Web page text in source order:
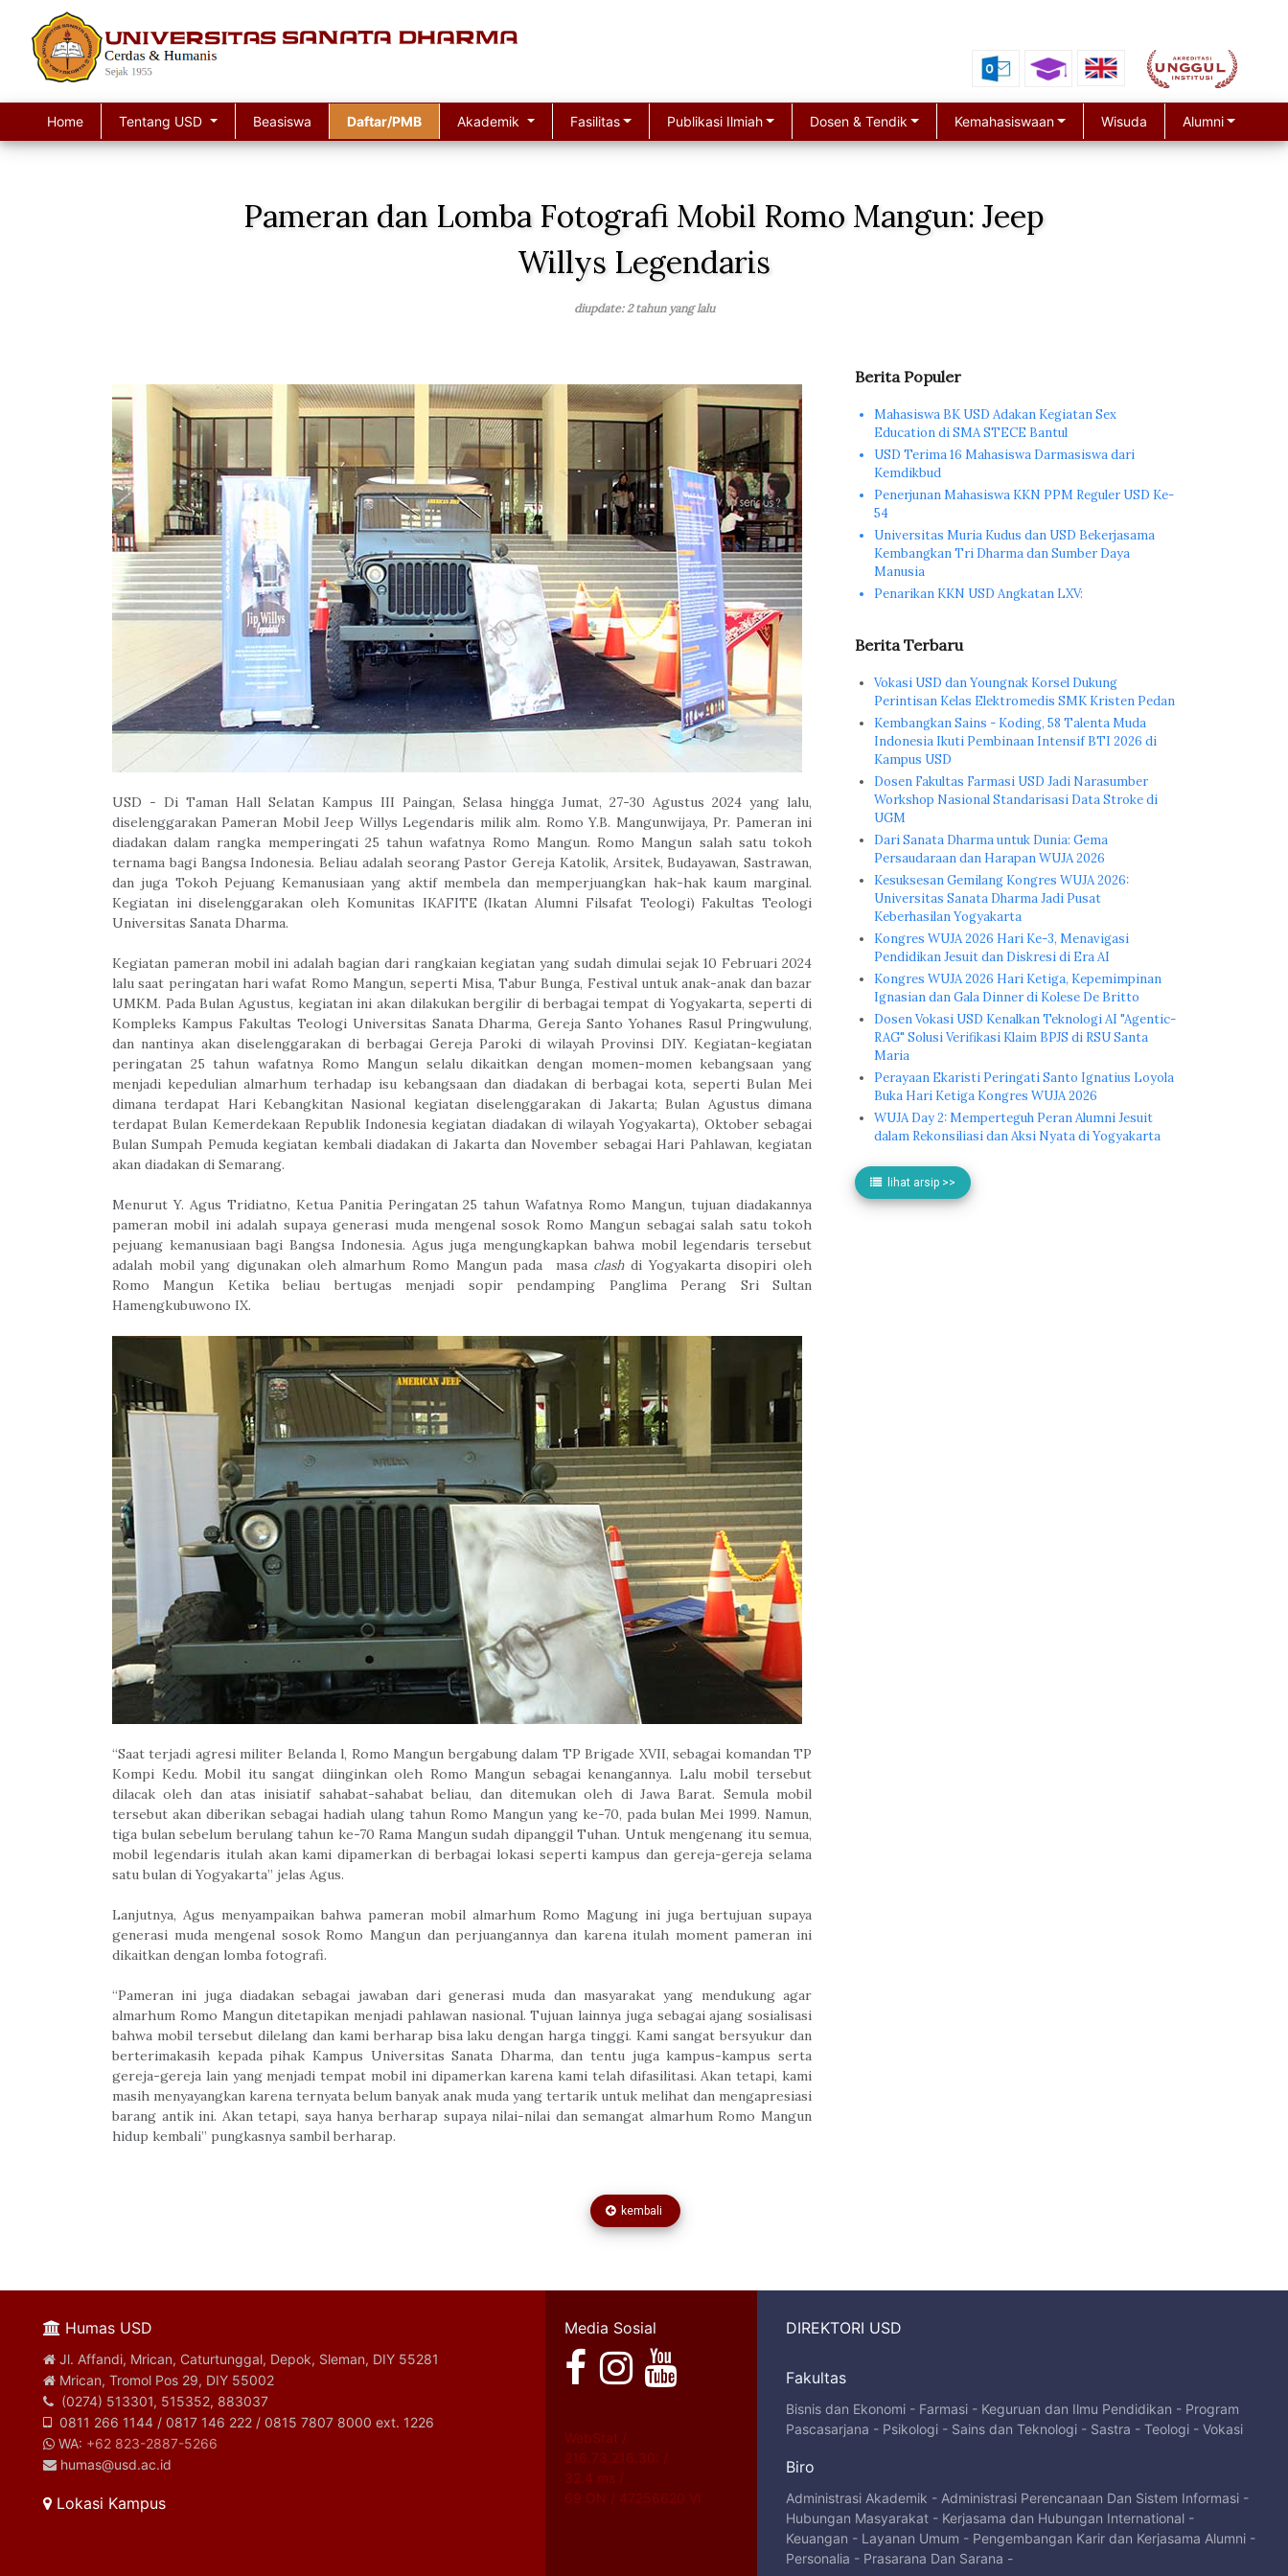
Home Tentang USD Beasiswa Daftar/PMB Akademik Fasilitas Publikasi Ilmiah Dosen & Tendik Kemahasiswaan Wisuda Alumni
Pameran dan Lomba Fotografi Mobil Romo Mangun: Jeep
Willys Legendaris
diupdate: 2 tahun yang lalu
USD - Di Taman Hall Selatan Kampus III Paingan, Selasa hingga Jumat, 27-30 Agustus 2024 yang lalu,
diselenggarakan Pameran Mobil Jeep Willys Legendaris milik alm. Romo Y.B. Mangunwijaya, Pr. Pameran ini
diadakan dalam rangka memperingati 25 tahun wafatnya Romo Mangun. Romo Mangun salah satu tokoh
ternama bagi Bangsa Indonesia. Beliau adalah seorang Pastor Gereja Katolik, Arsitek, Budayawan, Sastrawan,
dan juga Tokoh Pejuang Kemanusiaan yang aktif membela dan memperjuangkan hak-hak kaum marginal.
Kegiatan ini diselenggarakan oleh Komunitas IKAFITE (Ikatan Alumni Filsafat Teologi) Fakultas Teologi
Universitas Sanata Dharma.
Kegiatan pameran mobil ini adalah bagian dari rangkaian kegiatan yang sudah dimulai sejak 10 Februari 2024
lalu saat peringatan hari wafat Romo Mangun, seperti Misa, Tabur Bunga, Festival untuk anak-anak dan bazar
UMKM. Pada Bulan Agustus, kegiatan ini akan dilakukan bergilir di berbagai tempat di Yogyakarta, seperti di
Kompleks Kampus Fakultas Teologi Universitas Sanata Dharma, Gereja Santo Yohanes Rasul Pringwulung,
dan nantinya akan diselenggarakan di berbagai Gereja Paroki di wilayah Provinsi DIY. Kegiatan-kegiatan
peringatan 25 tahun wafatnya Romo Mangun selalu dikaitkan dengan momen-momen kebangsaan yang
menjadi kepedulian almarhum terhadap isu kebangsaan dan diadakan di berbagai kota, seperti Bulan Mei
dimana terdapat Hari Kebangkitan Nasional kegiatan diselenggarakan di Jakarta; Bulan Agustus dimana
terdapat Bulan Kemerdekaan Republik Indonesia kegiatan diadakan di wilayah Yogyakarta), Oktober sebagai
Bulan Sumpah Pemuda kegiatan kembali diadakan di Jakarta dan November sebagai Hari Pahlawan, kegiatan
akan diadakan di Semarang.
Menurut Y. Agus Tridiatno, Ketua Panitia Peringatan 25 tahun Wafatnya Romo Mangun,tujuan diadakannya
pameran mobil ini adalah supaya generasi muda mengenal sosok Romo Mangun sebagai salah satu tokoh
pejuang kemanusiaan bagi Bangsa Indonesia. Agus juga mengungkapkan bahwa mobil legendaris tersebut
adalah mobil yang digunakan oleh almarhum Romo Mangun pada masa clashdi Yogyakarta disopiri oleh
Romo Mangun Ketika beliau bertugas menjadi sopir pendamping Panglima Perang Sri Sultan
Hamengkubuwono IX.
“Saat terjadi agresi militer Belanda l, Romo Mangun bergabung dalam TP Brigade XVII, sebagai komandan TP
Kompi Kedu. Mobil itu sangat diinginkan oleh Romo Mangun sebagai kenangannya. Lalu mobil tersebut
dilacak oleh dan atas inisiatif sahabat-sahabat beliau, dan ditemukan oleh di Jawa Barat. Semula mobil
tersebut akan diberikan sebagai hadiah ulang tahun Romo Mangun yang ke-70, pada bulan Mei 1999. Namun,
tiga bulan sebelum berulang tahun ke-70 Rama Mangun sudah dipanggil Tuhan. Untuk mengenang itu semua,
mobil legendaris itulah akan kami dipamerkan di berbagai lokasi seperti kampus dan gereja-gereja selama
satu bulan di Yogyakarta” jelas Agus.
Lanjutnya, Agus menyampaikan bahwa pameran mobil almarhum Romo Magung ini juga bertujuan supaya
generasi muda mengenal sosok Romo Mangun dan perjuangannya dan karena itulah moment pameran ini
dikaitkan dengan lomba fotografi.
“Pameran ini juga diadakan sebagai jawaban dari generasi muda dan masyarakat yang mendukung agar
almarhum Romo Mangun ditetapikan menjadi pahlawan nasional. Tujuan lainnya juga sebagai ajang sosialisasi
bahwa mobil tersebut dilelang dan kami berharap bisa laku dengan harga tinggi. Kami sangat bersyukur dan
berterimakasih kepada pihak Kampus Universitas Sanata Dharma, dan tentu juga kampus-kampus serta
gereja-gereja lain yang menjadi tempat mobil ini dipamerkan karena kami telah difasilitasi. Akan tetapi, kami
masih menyayangkan karena ternyata belum banyak anak muda yang tertarik untuk melihat dan mengapresiasi
barang antik ini. Akan tetapi, saya hanya berharap supaya nilai-nilai dan semangat almarhum Romo Mangun
hidup kembali” pungkasnya sambil berharap.
Berita Populer
Mahasiswa BK USD Adakan Kegiatan Sex
Education di SMA STECE Bantul
USD Terima 16 Mahasiswa Darmasiswa dari
Kemdikbud
Penerjunan Mahasiswa KKN PPM Reguler USD Ke-
54
Universitas Muria Kudus dan USD Bekerjasama
Kembangkan Tri Dharma dan Sumber Daya
Manusia
Penarikan KKN USD Angkatan LXV:
Berita Terbaru
Vokasi USD dan Youngnak Korsel Dukung
Perintisan Kelas Elektromedis SMK Kristen Pedan
Kembangkan Sains - Koding, 58 Talenta Muda
Indonesia Ikuti Pembinaan Intensif BTI 2026 di
Kampus USD
Dosen Fakultas Farmasi USD Jadi Narasumber
Workshop Nasional Standarisasi Data Stroke di
UGM
Dari Sanata Dharma untuk Dunia: Gema
Persaudaraan dan Harapan WUJA 2026
Kesuksesan Gemilang Kongres WUJA 2026:
Universitas Sanata Dharma Jadi Pusat
Keberhasilan Yogyakarta
Kongres WUJA 2026 Hari Ke-3, Menavigasi
Pendidikan Jesuit dan Diskresi di Era AI
Kongres WUJA 2026 Hari Ketiga, Kepemimpinan
Ignasian dan Gala Dinner di Kolese De Britto
Dosen Vokasi USD Kenalkan Teknologi AI "Agentic-
RAG" Solusi Verifikasi Klaim BPJS di RSU Santa
Maria
Perayaan Ekaristi Peringati Santo Ignatius Loyola
Buka Hari Ketiga Kongres WUJA 2026
WUJA Day 2: Memperteguh Peran Alumni Jesuit
dalam Rekonsiliasi dan Aksi Nyata di Yogyakarta
lihat arsip >>
kembali
Humas USD
Jl. Affandi, Mrican, Caturtunggal, Depok, Sleman, DIY 55281
Mrican, Tromol Pos 29, DIY 55002
(0274) 513301, 515352, 883037
0811 266 1144 / 0817 146 222 / 0815 7807 8000 ext. 1226
WA: +62 823-2887-5266
humas@usd.ac.id
Lokasi Kampus
Media Sosial
WebStat /
216.73.216.30: /
32.4 ms /
69 ON / 47256620 VI
DIREKTORI USD
Fakultas
Bisnis dan Ekonomi - Farmasi - Keguruan dan Ilmu Pendidikan - Program
Pascasarjana - Psikologi - Sains dan Teknologi - Sastra -Teologi -Vokasi
Biro
Administrasi Akademik - Administrasi Perencanaan Dan Sistem Informasi -
Hubungan Masyarakat - Kerjasama dan Hubungan International -
Keuangan - Layanan Umum - Pengembangan Karir dan Kerjasama Alumni -
Personalia - Prasarana Dan Sarana -